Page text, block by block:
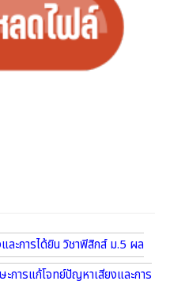
ะการได้ยิน วิชาฟิสิกส์ ม.5 ผล
การแก้โจทย์ปัญหาเสียงและการ